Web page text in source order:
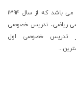
می باشد که از سال ۱۳۹۴
ریاضی، تدریس خصوصی
تدریس خصوصی اول